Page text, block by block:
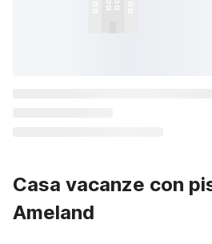
Casa vacanze con
Ameland